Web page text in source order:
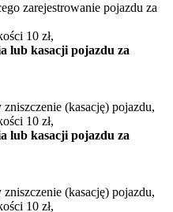
zarejestrowanie pojazdu za
10 zł,
lub kasacji pojazdu za
(kasację) pojazdu,
10 zł,
lub kasacji pojazdu za
(kasację) pojazdu,
10 zł,